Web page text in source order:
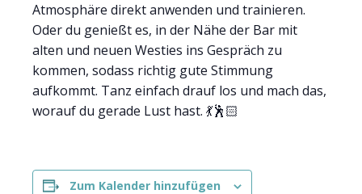
Atmosphäre direkt anwenden und trainieren.
Oder du genießt es, in der Nähe der Bar mit
alten und neuen Westies ins Gespräch zu
kommen, sodass richtig gute Stimmung
aufkommt. Tanz einfach drauf los und mach das,
worauf du gerade Lust hast. 💃🕺🏻
Zum Kalender hinzufügen